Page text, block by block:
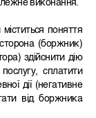
виконання.
поняття
(боржник)
здійснити дію
сплатити
дії (негативне
від боржника